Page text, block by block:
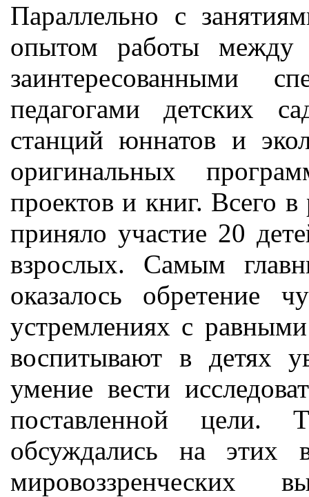
Параллельно с
опытом работы между
заинтересованными
педагогами детских
станций юннатов и
оригинальных
проектов и книг. Всего
приняло участие 20
взрослых. Самым
оказалось обретение
устремлениях с
воспитывают в детях
умение вести
поставленной
обсуждались на этих